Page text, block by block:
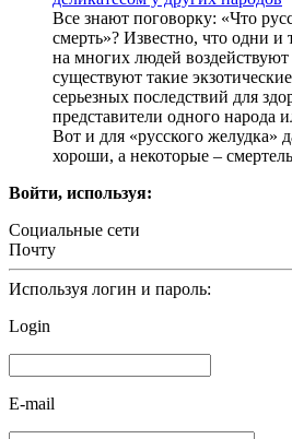
Все знают поговорку: «Что
смерть»? Известно, что одни
на многих людей
существуют такие
серьезных последствий для
представители одного народа
Вот и для «русского желудка»
хороши, а некоторые –
Войти, используя:
Социальные сети
Почту
Используя логин и пароль:
Login
E-mail